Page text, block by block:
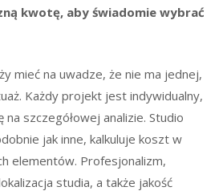
kwotę, aby świadomie wybrać
mieć na uwadze, że nie ma jednej,
Każdy projekt jest indywidualny,
szczegółowej analizie. Studio
jak inne, kalkuluje koszt w
elementów. Profesjonalizm,
studia, a także jakość